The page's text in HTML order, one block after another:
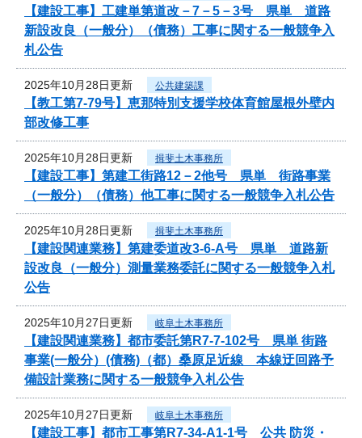
【建設工事】工建単第道改－7－5－3号 県単 道路
新設改良（一般分）（債務）工事に関する一般競争入
札公告
2025年10月28日更新 公共建築課
【教工第7-79号】恵那特別支援学校体育館屋根外壁内
部改修工事
2025年10月28日更新 揖斐土木事務所
【建設工事】第建工街路12－2他号 県単 街路事業
（一般分）（債務）他工事に関する一般競争入札公告
2025年10月28日更新 揖斐土木事務所
【建設関連業務】第建委道改3-6-A号 県単 道路新
設改良（一般分）測量業務委託に関する一般競争入札
公告
2025年10月27日更新 岐阜土木事務所
【建設関連業務】都市委託第R7-7-102号 県単 街路
事業(一般分）(債務)（都）桑原足近線 本線迂回路予
備設計業務に関する一般競争入札公告
2025年10月27日更新 岐阜土木事務所
【建設工事】都市工事第R7-34-A1-1号 公共 防災・